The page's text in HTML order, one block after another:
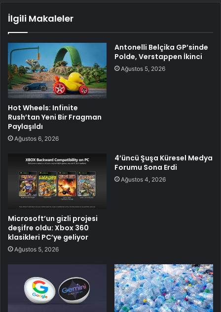
İlgili Makaleler
Hot Wheels: Infinite
Rush’tan Yeni Bir Fragman
Paylaşıldı
Ağustos 6, 2026
Antonelli Belçika GP’sinde
Polde, Verstappen İkinci
Ağustos 5, 2026
Microsoft’un gizli projesi
deşifre oldu: Xbox 360
klasikleri PC’ye geliyor
Ağustos 5, 2026
4’üncü Şuşa Küresel Medya
Forumu Sona Erdi
Ağustos 4, 2026